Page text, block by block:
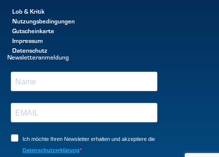
Lob & Kritik
Nutzungsbedingungen
Gutscheinkarte
Impressum
Datenschutz
Newsletteranmeldung
Ich möchte Ihren Newsletter erhalten und akzeptiere die
Datenschutzerklärung